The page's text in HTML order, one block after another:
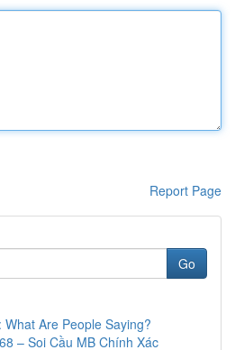
Report Page
Go
What Are People Saying?
– Soi Cầu MB Chính Xác